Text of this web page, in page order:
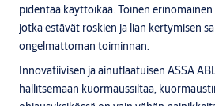
pidentää käyttöikää. Toinen
jotka estävät roskien ja lian kertymisen
ongelmattoman toiminnan.
Innovatiivisen ja ainutlaatuisen ASSA
hallitsemaan kuormaussiltaa,